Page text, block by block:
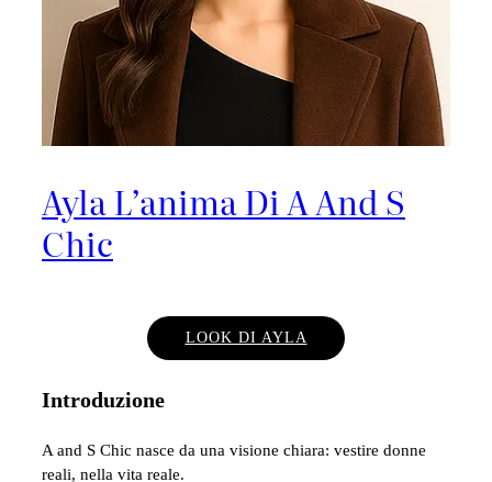
Ayla L’anima Di A And S
Chic
LOOK DI AYLA
Introduzione
A and S Chic nasce da una visione chiara: vestire donne
reali, nella vita reale.